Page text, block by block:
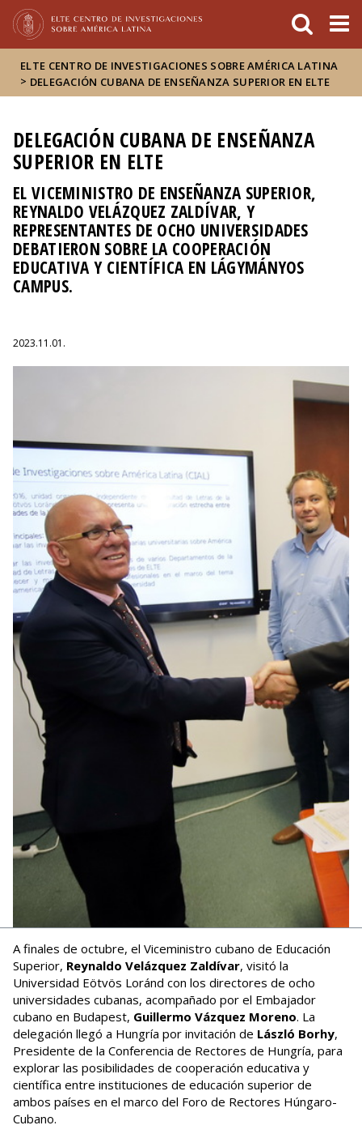
ELTE CENTRO DE INVESTIGACIONES SOBRE AMÉRICA LATINA
> DELEGACIÓN CUBANA DE ENSEÑANZA SUPERIOR EN ELTE
DELEGACIÓN CUBANA DE ENSEÑANZA
SUPERIOR EN ELTE
EL VICEMINISTRO DE ENSEÑANZA SUPERIOR,
REYNALDO VELÁZQUEZ ZALDÍVAR, Y
REPRESENTANTES DE OCHO UNIVERSIDADES
DEBATIERON SOBRE LA COOPERACIÓN
EDUCATIVA Y CIENTÍFICA EN LÁGYMÁNYOS
CAMPUS.
2023.11.01.
A finales de octubre, el Viceministro cubano de Educación
Superior, Reynaldo Velázquez Zaldívar, visitó la
Universidad Eötvös Loránd con los directores de ocho
universidades cubanas, acompañado por el Embajador
cubano en Budapest, Guillermo Vázquez Moreno. La
delegación llegó a Hungría por invitación de László Borhy,
Presidente de la Conferencia de Rectores de Hungría, para
explorar las posibilidades de cooperación educativa y
científica entre instituciones de educación superior de
ambos países en el marco del Foro de Rectores Húngaro-
Cubano.